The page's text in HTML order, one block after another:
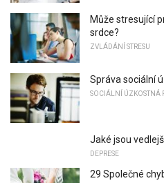
Může stresující
srdce?
ZVLÁDÁNÍ STRESU
Správa sociální
SOCIÁLNÍ ÚZKOSTNÁ
Jaké jsou
DEPRESE
29 Společné